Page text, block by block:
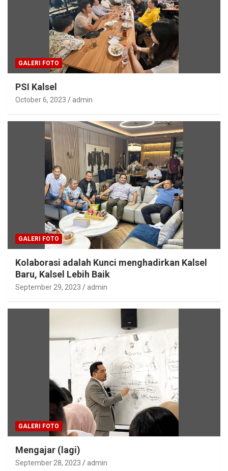
GALERI FOTO
PSI Kalsel
October 6, 2023 admin
GALERI FOTO
Kolaborasi adalah Kunci menghadirkan Kalsel
Baru, Kalsel Lebih Baik
September 29, 2023 admin
GALERI FOTO
Mengajar (lagi)
September 28, 2023 admin